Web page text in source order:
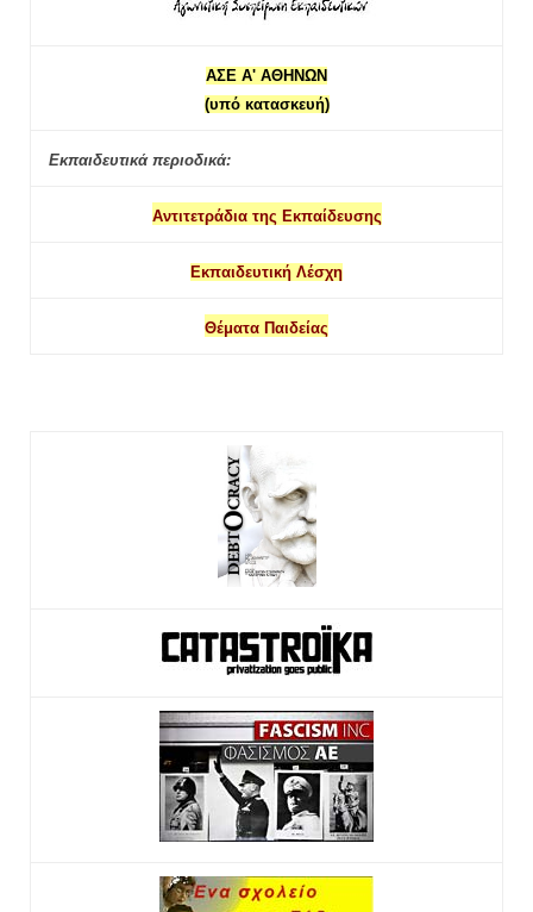
ΑΣΕ Α' ΑΘΗΝΩΝ
(υπό κατασκευή)
Εκπαιδευτικά περιοδικά:
Αντιτετράδια της Εκπαίδευσης
Εκπαιδευτική Λέσχη
Θέματα Παιδείας